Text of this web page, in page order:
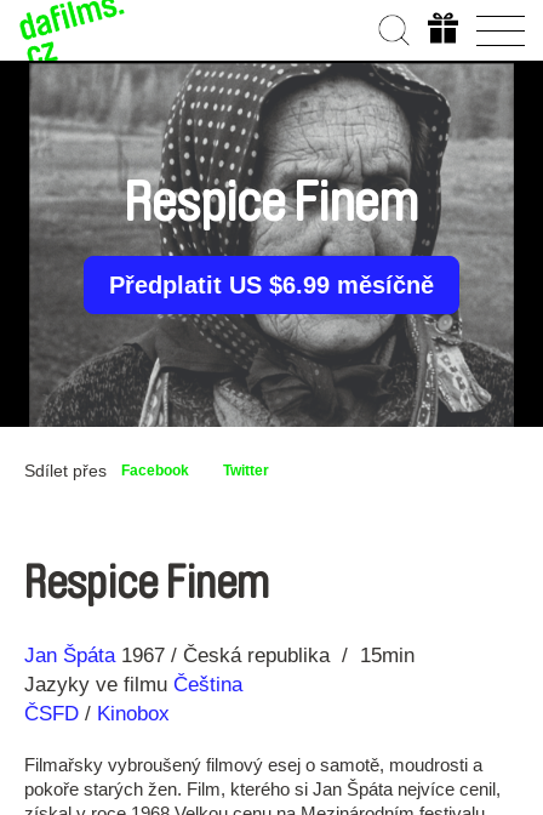
Respice Finem
Předplatit US $6.99 měsíčně
Sdílet přes Facebook Twitter
Respice Finem
Režie
Jan Špáta
Rok 1967 Česká republika
15min
Jazyky ve filmu Čeština
ČSFD / Kinobox
Filmařsky vybroušený filmový esej o samotě, moudrosti a
pokoře starých žen. Film, kterého si Jan Špáta nejvíce cenil,